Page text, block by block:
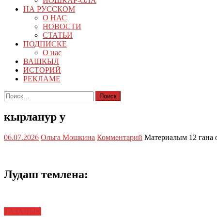
НА РУССКОМ
О НАС
НОВОСТИ
СТАТЬИ
ПОДПИСКЕ
О нас
ВАШКЫЛ
ИСТОРИЙ
РЕКЛАМЕ
Найти:
кырланур у
06.07.2026 Ольга Мошкина Комментарий Материалым 12 гана
Лудаш темлена: